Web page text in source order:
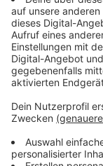
im Rheibad
das Bad sehr
Überfüllung
Freibäder nicht
Bad kommen,
Über Medien
informiert
Rheinbad soll
Liegewiese